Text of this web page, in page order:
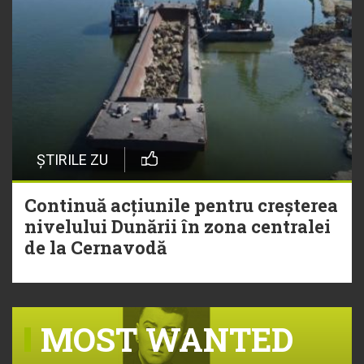
ȘTIRILE ZU
Continuă acțiunile pentru creșterea
nivelului Dunării în zona centralei
de la Cernavodă
MOST WANTED